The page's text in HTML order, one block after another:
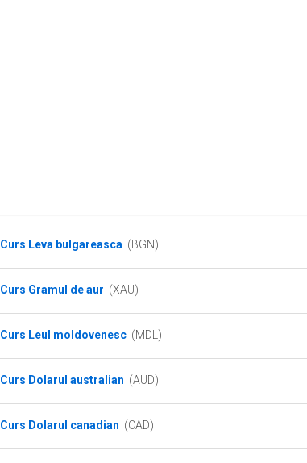
Curs Leva bulgareasca (BGN)
Curs Gramul de aur (XAU)
Curs Leul moldovenesc (MDL)
Curs Dolarul australian (AUD)
Curs Dolarul canadian (CAD)